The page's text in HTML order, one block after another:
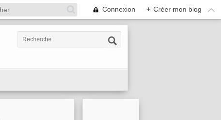
Connexion + Créer mon blog